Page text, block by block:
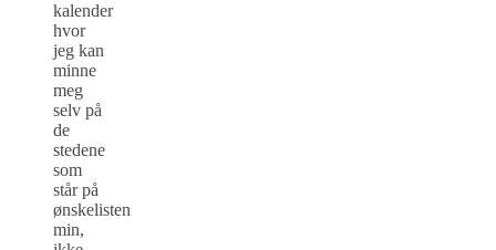
kalender
hvor
jeg kan
minne
meg
selv på
de
stedene
som
står på
ønskelisten
min,